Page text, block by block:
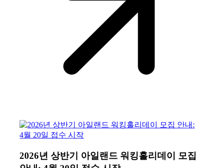
2026년 상반기 아일랜드 워킹홀리데이 모집